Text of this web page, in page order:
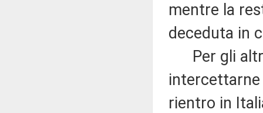
mentre la
deceduta in
Per gli altri
rientro in